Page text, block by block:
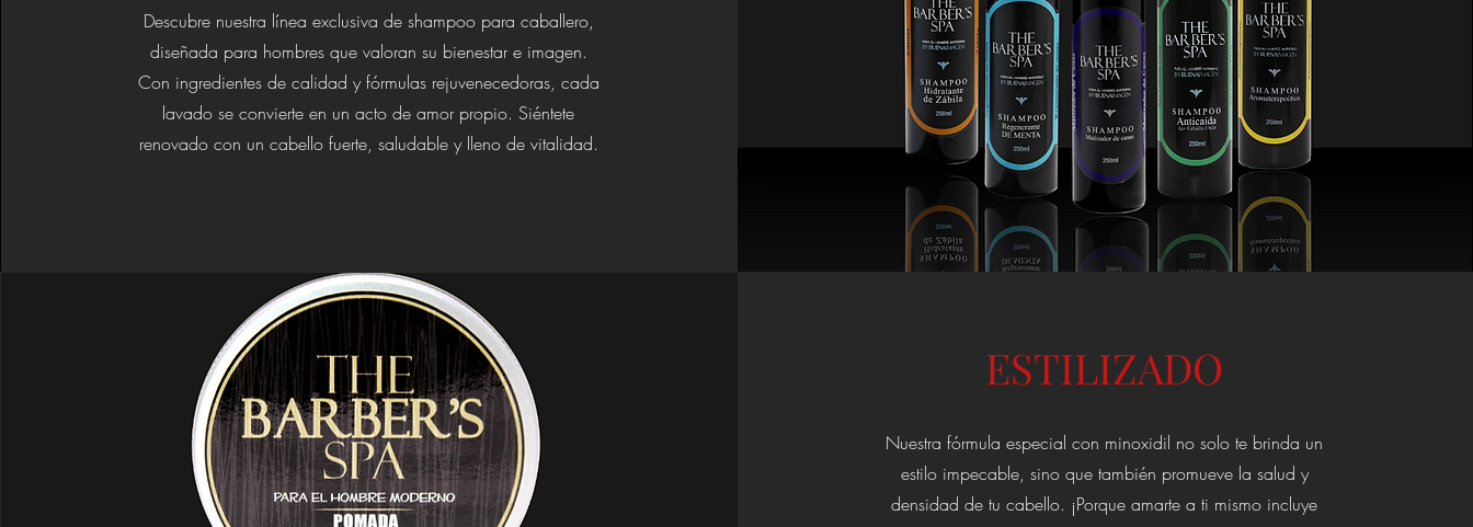
Descubre nuestra línea exclusiva de shampoo para caballero,
diseñada para hombres que valoran su bienestar e imagen.
Con ingredientes de calidad y fórmulas rejuvenecedoras, cada
lavado se convierte en un acto de amor propio. Siéntete
renovado con un cabello fuerte, saludable y lleno de vitalidad.
ESTILIZADO
Nuestra fórmula especial con minoxidil no solo te brinda un
estilo impecable, sino que también promueve la salud y
densidad de tu cabello. ¡Porque amarte a ti mismo incluye